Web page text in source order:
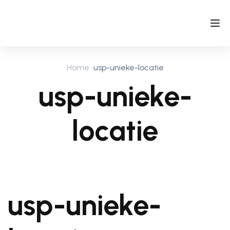
Home usp-unieke-locatie
usp-unieke-
locatie
usp-unieke-